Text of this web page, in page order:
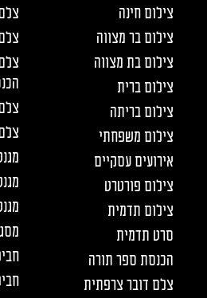
צילום חינה
צילום בר מצווה
צילום בת מצווה
צילום ברית
צילום בריתה
צילום משפחתי
אירועים עסקיים
צילום פורטרט
צילום תדמית
סרט תדמית
הכנסת ספר תורה
צלם דובר צרפתית
צלם